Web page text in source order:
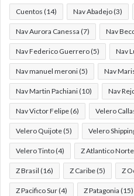
Cuentos (14) Nav Abadejo(3)
Nav Aurora Canessa (7) Nav
Nav Federico Guerrero(5) Nav
Nav manuel meroni(5) Nav
Nav Martin Pachiani(10) Nav
Nav Victor Felipe(6) Velero
Velero Quijote(5) Velero
Velero Tinto(4) Z Atlantico Norte
Z Brasil (16) Z Caribe(5) Z
Z Pacifico Sur(4) Z Patagonia (15)